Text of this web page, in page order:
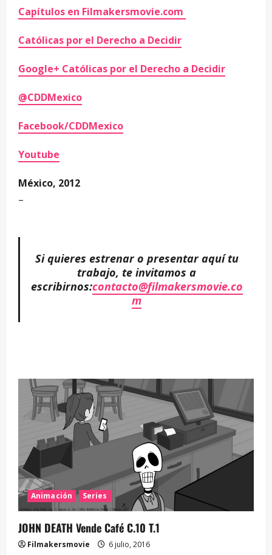
Capítulos en Filmakersmovie.com
Católicas por el Derecho a Decidir
Google+ Católicas por el Derecho a Decidir
@CDDMexico
Facebook/CDDMexico
Youtube
México, 2012
–
Si quieres estrenar o presentar aquí tu
trabajo, te invitamos a
escribirnos:contacto@filmakersmovie.co
m
Animación Series
JOHN DEATH Vende Café C.10 T.1
Filmakersmovie 6 julio, 2016